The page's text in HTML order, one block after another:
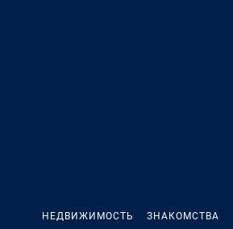
НЕДВИЖИМОСТЬ ЗНАКОМСТВА